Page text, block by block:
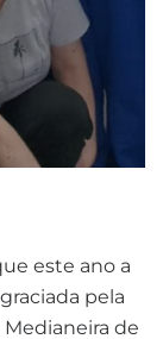
este ano a
pela
de